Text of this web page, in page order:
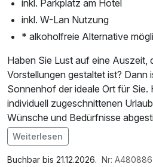
inkl. Parkplatz am Hotel
inkl. W-Lan Nutzung
* alkoholfreie Alternative
Haben Sie Lust auf eine Auszeit,
Vorstellungen gestaltet ist? Dann
Sonnenhof der ideale Ort für Sie.
individuell zugeschnittenen
Wünsche und Bedürfnisse
eine atemberaubende
bayerischen Idylle, bietet Ihnen
Ihre persönliche Erholung und Ihr
Im Angebot enthalten
1 x Welcome Drink,
Weiterlesen
Buchbar bis 21.12.2026. Nr: